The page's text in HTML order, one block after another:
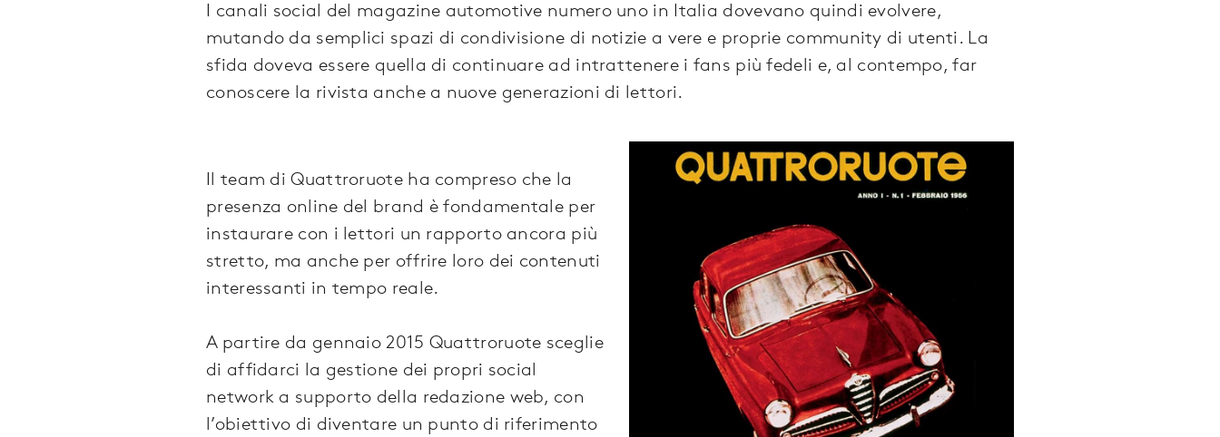
I canali social del magazine automotive numero uno in Italia dovevano quindi evolvere,
mutando da semplici spazi di condivisione di notizie a vere e proprie community di utenti. La
sfida doveva essere quella di continuare ad intrattenere i fans più fedeli e, al contempo, far
conoscere la rivista anche a nuove generazioni di lettori.
Il team di Quattroruote ha compreso che la
presenza online del brand è fondamentale per
instaurare con i lettori un rapporto ancora più
stretto, ma anche per offrire loro dei contenuti
interessanti in tempo reale.
A partire da gennaio 2015 Quattroruote sceglie
di affidarci la gestione dei propri social
network a supporto della redazione web, con
l’obiettivo di diventare un punto di riferimento